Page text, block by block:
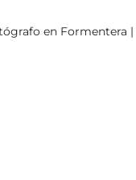
en Formentera |